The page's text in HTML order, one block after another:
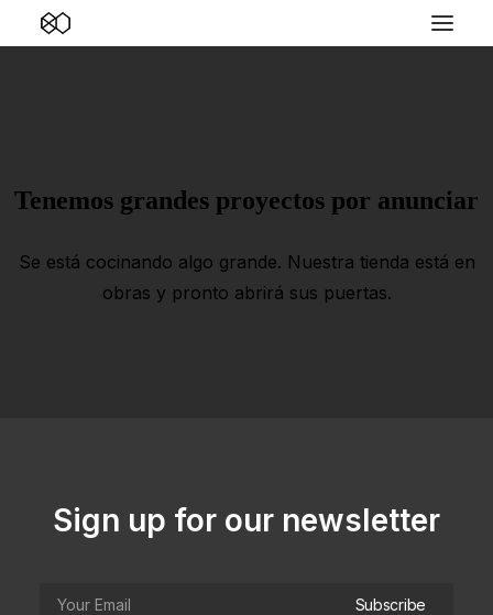
Tenemos grandes proyectos por anunciar
Se está cocinando algo grande. Nuestra tienda está en
obras y pronto abrirá sus puertas.
Sign up for our newsletter